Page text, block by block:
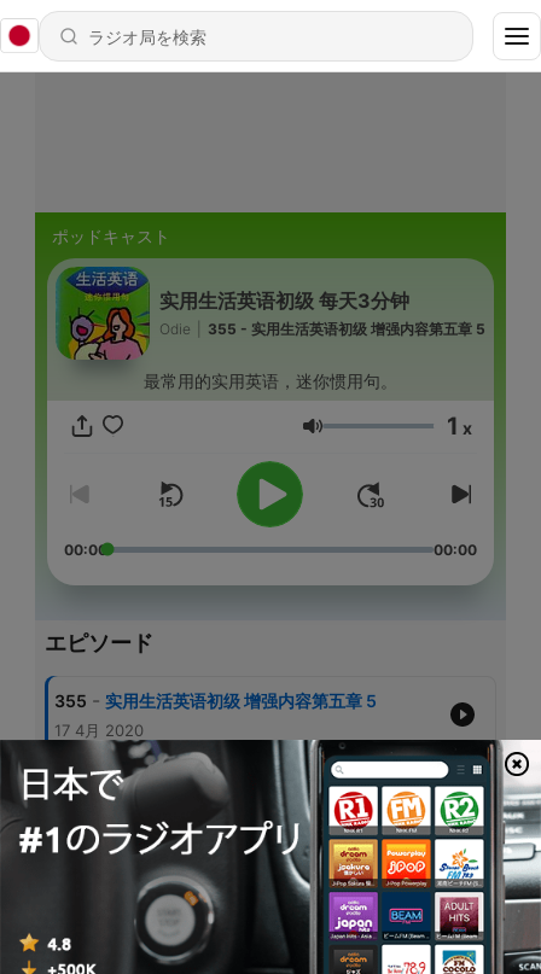
ポッドキャスト
实用生活英语初级 每天3分钟
Odie 355 - 实用生活英语初级 增强内容第五章 5
最常用的实用英语，迷你惯用句。
音量 1 x
00:00 00:00
エピソード
355 - 实用生活英语初级 增强内容第五章 5
17 4月 2020
354 - 实用生活英语初级 活用练习第六章 1
11 5月 2020
353 - 实用生活英语初级 活用练习第六章 3
13 5月 2020
实用生活英语初级 活用练习第六章 2
12 5月 2020